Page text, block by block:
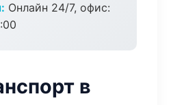
Онлайн 24/7, офис:
в